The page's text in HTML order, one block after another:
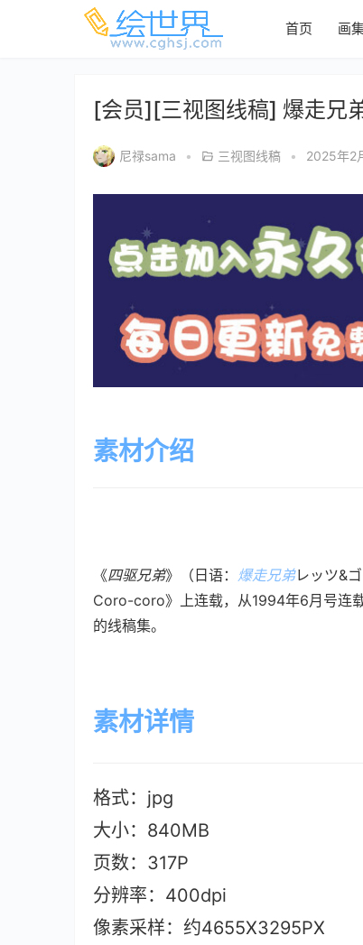
首页 画
[会员][三视图线稿] 爆走兄
尼禄sama • 三视图线稿 • 2025年2
素材介绍
《四驱兄弟》（日语： 爆走兄弟レッツ&
Coro-coro》上连载，从1994年6月号连
的线稿集。
素材详情
格式：jpg
大小：840MB
页数：317P
分辨率：400dpi
像素采样：约4655X3295PX